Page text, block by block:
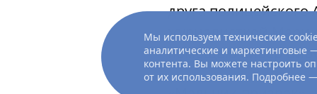
друга
журналисткой Мари
помощью кибер-
Мы используем технические
аналитические и маркетинговые
контента. Вы можете настроить
от их использования. Подробнее